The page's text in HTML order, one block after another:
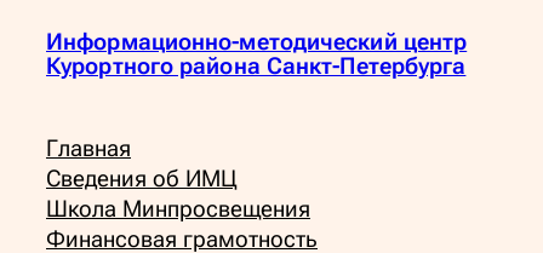
Информационно-методический центр
Курортного района Санкт-Петербурга
Главная
Сведения об ИМЦ
Школа Минпросвещения
Финансовая грамотность